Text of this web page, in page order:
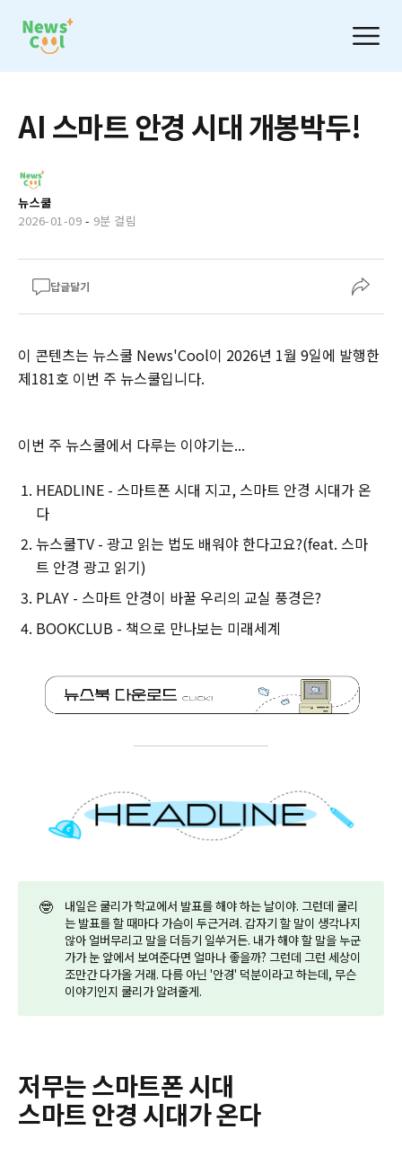
AI 스마트 안경 시대 개봉박두!
뉴스쿨
2026-01-09 - 9분 걸림
답글달기
이 콘텐츠는 뉴스쿨 News'Cool이 2026년 1월 9일에 발행한
제181호 이번 주 뉴스쿨입니다.‌
이번 주 뉴스쿨에서 다루는 이야기는...
HEADLINE - 스마트폰 시대 지고, 스마트 안경 시대가 온
다
뉴스쿨TV - 광고 읽는 법도 배워야 한다고요?(feat. 스마
트 안경 광고 읽기)
PLAY - 스마트 안경이 바꿀 우리의 교실 풍경은?
BOOKCLUB - 책으로 만나보는 미래세계
🤓
내일은 쿨리가 학교에서 발표를 해야 하는 날이야. 그런데 쿨리
는 발표를 할 때마다 가슴이 두근거려. 갑자기 할 말이 생각나지
않아 얼버무리고 말을 더듬기 일쑤거든. 내가 해야 할 말을 누군
가가 눈 앞에서 보여준다면 얼마나 좋을까? 그런데 그런 세상이
조만간 다가올 거래. 다름 아닌 '안경' 덕분이라고 하는데, 무슨
이야기인지 쿨리가 알려줄게.
저무는 스마트폰 시대
스마트 안경 시대가 온다